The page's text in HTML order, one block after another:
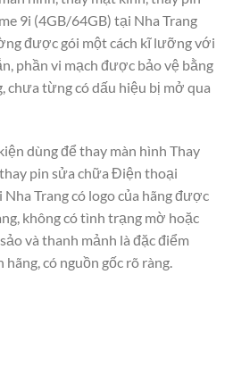
9i (4GB/64GB) tại Nha Trang
được gói một cách kĩ lưỡng với
phần vi mạch được bảo vệ bằng
chưa từng có dấu hiệu bị mở qua
dùng để thay màn hình Thay
pin sửa chữa Điện thoại
Trang có logo của hãng được
không có tình trạng mờ hoặc
và thanh mảnh là đặc điểm
có nguồn gốc rõ ràng.